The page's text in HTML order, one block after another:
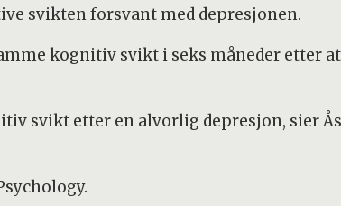
svikten forsvant med depresjonen.
kognitiv svikt i seks måneder etter at
svikt etter en alvorlig depresjon, sier